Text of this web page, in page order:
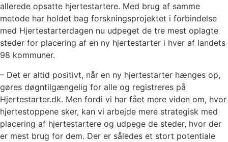
allerede opsatte hjertestartere. Med brug af samme
metode har holdet bag forskningsprojektet i forbindelse
med Hjertestarterdagen nu udpeget de tre mest oplagte
steder for placering af en ny hjertestarter i hver af landets
98 kommuner.
– Det er altid positivt, når en ny hjertestarter hænges op,
gøres døgntilgængelig for alle og registreres på
Hjertestarter.dk. Men fordi vi har fået mere viden om, hvor
hjertestoppene sker, kan vi arbejde mere strategisk med
placering af hjertestartere og udpege de steder, hvor der
er mest brug for dem. Der er således et stort potentiale